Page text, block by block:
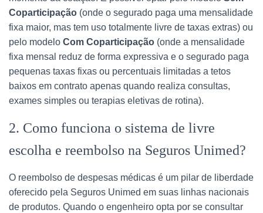
Coparticipação (onde o segurado paga uma mensalidade
fixa maior, mas tem uso totalmente livre de taxas extras) ou
pelo modelo Com Coparticipação (onde a mensalidade
fixa mensal reduz de forma expressiva e o segurado paga
pequenas taxas fixas ou percentuais limitadas a tetos
baixos em contrato apenas quando realiza consultas,
exames simples ou terapias eletivas de rotina).
2. Como funciona o sistema de livre
escolha e reembolso na Seguros Unimed?
O reembolso de despesas médicas é um pilar de liberdade
oferecido pela Seguros Unimed em suas linhas nacionais
de produtos. Quando o engenheiro opta por se consultar